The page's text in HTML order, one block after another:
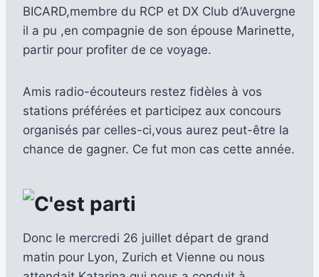
BICARD,membre du RCP et DX Club d’Auvergne
il a pu ,en compagnie de son épouse Marinette,
partir pour profiter de ce voyage.
Amis radio-écouteurs restez fidèles à vos
stations préférées et participez aux concours
organisés par celles-ci,vous aurez peut-être la
chance de gagner. Ce fut mon cas cette année.
Donc le mercredi 26 juillet départ de grand
matin pour Lyon, Zurich et Vienne ou nous